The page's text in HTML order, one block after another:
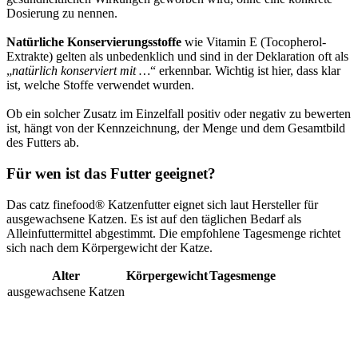
Dosierung zu nennen.
Natürliche Konservierungsstoffe wie Vitamin E (Tocopherol-
Extrakte) gelten als unbedenklich und sind in der Deklaration oft als
„natürlich konserviert mit …“ erkennbar. Wichtig ist hier, dass klar
ist, welche Stoffe verwendet wurden.
Ob ein solcher Zusatz im Einzelfall positiv oder negativ zu bewerten
ist, hängt von der Kennzeichnung, der Menge und dem Gesamtbild
des Futters ab.
Für wen ist das Futter geeignet?
Das catz finefood® Katzenfutter eignet sich laut Hersteller für
ausgewachsene Katzen. Es ist auf den täglichen Bedarf als
Alleinfuttermittel abgestimmt. Die empfohlene Tagesmenge richtet
sich nach dem Körpergewicht der Katze.
Alter KörpergewichtTagesmenge
ausgewachsene Katzen